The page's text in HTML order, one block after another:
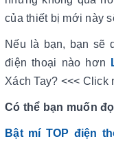
của thiết bị mới này
Nếu là bạn, bạn sẽ
điện thoại nào hơn
Xách Tay? <<< Click
Có thể bạn muốn
Bật mí TOP điện